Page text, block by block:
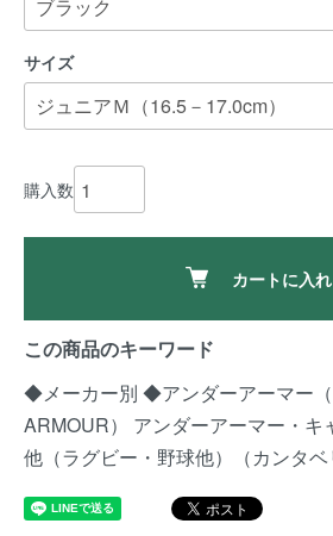
サイズ
購入数
カートに入
この商品のキーワード
◆メーカー別 ◆アンダーアーマー
ARMOUR）
アンダーアーマー・キ
他（ラグビー・野球他）（カンタベ